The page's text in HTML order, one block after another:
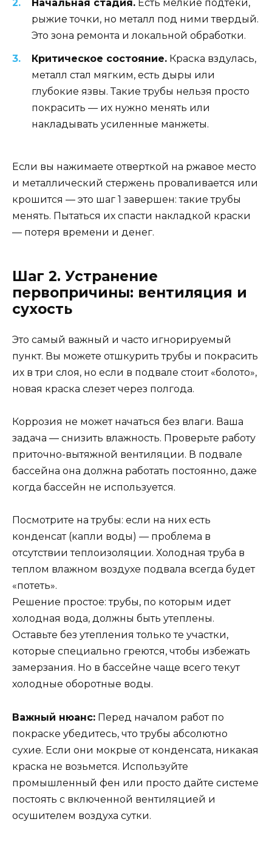
Начальная стадия. Есть мелкие подтеки,
рыжие точки, но металл под ними твердый.
Это зона ремонта и локальной обработки.
Критическое состояние. Краска вздулась,
металл стал мягким, есть дыры или
глубокие язвы. Такие трубы нельзя просто
покрасить — их нужно менять или
накладывать усиленные манжеты.
Если вы нажимаете отверткой на ржавое место
и металлический стержень проваливается или
крошится — это шаг 1 завершен: такие трубы
менять. Пытаться их спасти накладкой краски
— потеря времени и денег.
Шаг 2. Устранение
первопричины: вентиляция и
сухость
Это самый важный и часто игнорируемый
пункт. Вы можете отшкурить трубы и покрасить
их в три слоя, но если в подвале стоит «болото»,
новая краска слезет через полгода.
Коррозия не может начаться без влаги. Ваша
задача — снизить влажность. Проверьте работу
приточно-вытяжной вентиляции. В подвале
бассейна она должна работать постоянно, даже
когда бассейн не используется.
Посмотрите на трубы: если на них есть
конденсат (капли воды) — проблема в
отсутствии теплоизоляции. Холодная труба в
теплом влажном воздухе подвала всегда будет
«потеть».
Решение простое: трубы, по которым идет
холодная вода, должны быть утеплены.
Оставьте без утепления только те участки,
которые специально греются, чтобы избежать
замерзания. Но в бассейне чаще всего текут
холодные оборотные воды.
Важный нюанс: Перед началом работ по
покраске убедитесь, что трубы абсолютно
сухие. Если они мокрые от конденсата, никакая
краска не возьмется. Используйте
промышленный фен или просто дайте системе
постоять с включенной вентиляцией и
осушителем воздуха сутки.